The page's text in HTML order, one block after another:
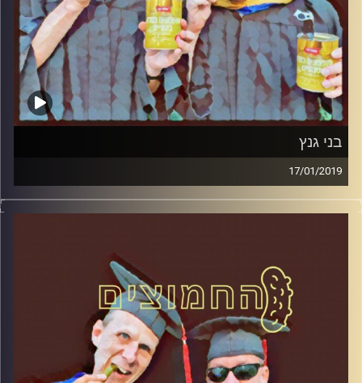
בני גנץ
17/01/2019
פרופסור בועז בן-דוד ופרופסור גלעד הירשברגר
קרדיט תמונות:AudioVersity